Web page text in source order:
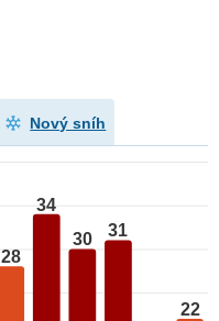
Nový sníh
28
34
30 31
22